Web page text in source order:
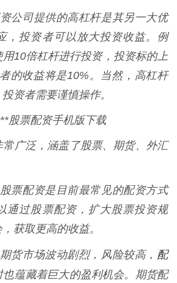
公司提供的高杠杆是其另一大优
，投资者可以放大投资收益。例
10倍杠杆进行投资，投资标的上
的收益将是10%。当然，高杠杆
资者需要谨慎操作。
股票配资手机版下载
广泛，涵盖了股票、期货、外汇
票配资是目前最常见的配资方式
通过股票配资，扩大股票投资规
获取更高的收益。
货市场波动剧烈，风险较高， 配
也蕴藏着巨大的盈利机会。期货配